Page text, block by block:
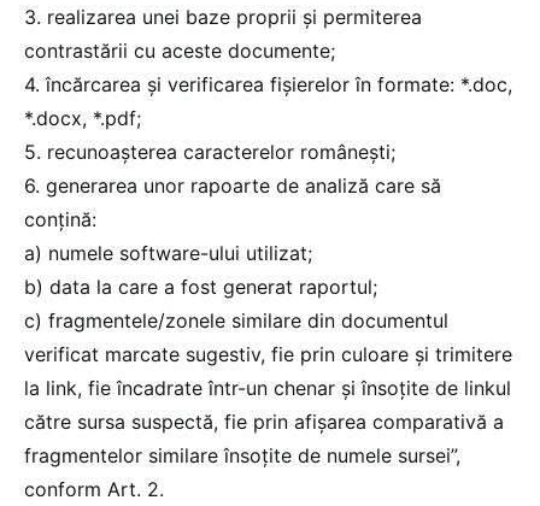
3. realizarea unei baze proprii și permiterea
contrastării cu aceste documente;
4. încărcarea și verificarea fișierelor în formate: *.doc,
*.docx, *.pdf;
5. recunoașterea caracterelor românești;
6. generarea unor rapoarte de analiză care să
conțină:
a) numele software-ului utilizat;
b) data la care a fost generat raportul;
c) fragmentele/zonele similare din documentul
verificat marcate sugestiv, fie prin culoare și trimitere
la link, fie încadrate într-un chenar și însoțite de linkul
către sursa suspectă, fie prin afișarea comparativă a
fragmentelor similare însoțite de numele sursei”,
conform Art. 2.